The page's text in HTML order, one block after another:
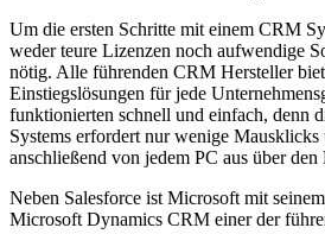
Um die ersten Schritte mit einem CRM
weder teure Lizenzen noch aufwendige
nötig. Alle führenden CRM Hersteller
Einstiegslösungen für jede
funktionierten schnell und einfach, denn
Systems erfordert nur wenige
anschließend von jedem PC aus über
Neben Salesforce ist Microsoft mit
Microsoft Dynamics CRM einer der